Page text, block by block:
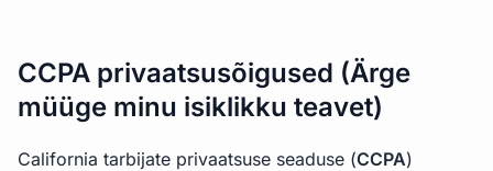
CCPA privaatsusõigused (Ärge
müüge minu isiklikku teavet)
California tarbijate privaatsuse seaduse (CCPA)